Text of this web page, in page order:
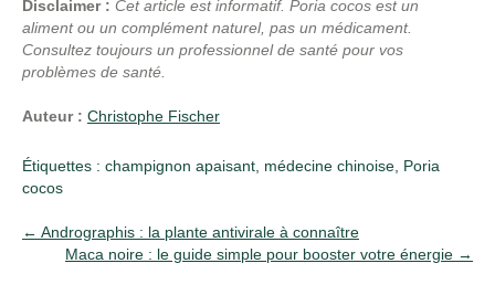
Disclaimer : Cet article est informatif. Poria cocos est un
aliment ou un complément naturel, pas un médicament.
Consultez toujours un professionnel de santé pour vos
problèmes de santé.
Auteur : Christophe Fischer
Étiquettes : champignon apaisant médecine chinoise Poria
cocos
Post
navigation
← Andrographis : la plante antivirale à connaître
Maca noire : le guide simple pour booster votre énergie →